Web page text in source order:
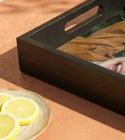
Carte de
Créez quelque
son prénom,
Sans